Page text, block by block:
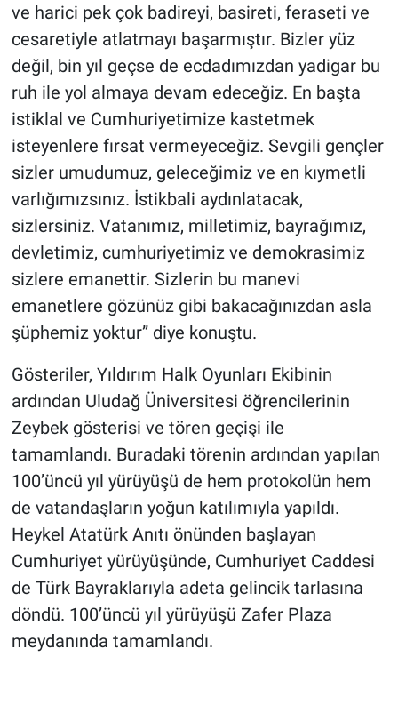
ve harici pek çok badireyi, basireti, feraseti ve
cesaretiyle atlatmayı başarmıştır. Bizler yüz
değil, bin yıl geçse de ecdadımızdan yadigar bu
ruh ile yol almaya devam edeceğiz. En başta
istiklal ve Cumhuriyetimize kastetmek
isteyenlere fırsat vermeyeceğiz. Sevgili gençler
sizler umudumuz, geleceğimiz ve en kıymetli
varlığımızsınız. İstikbali aydınlatacak,
sizlersiniz. Vatanımız, milletimiz, bayrağımız,
devletimiz, cumhuriyetimiz ve demokrasimiz
sizlere emanettir. Sizlerin bu manevi
emanetlere gözünüz gibi bakacağınızdan asla
şüphemiz yoktur” diye konuştu.
Gösteriler, Yıldırım Halk Oyunları Ekibinin
ardından Uludağ Üniversitesi öğrencilerinin
Zeybek gösterisi ve tören geçişi ile
tamamlandı. Buradaki törenin ardından yapılan
100’üncü yıl yürüyüşü de hem protokolün hem
de vatandaşların yoğun katılımıyla yapıldı.
Heykel Atatürk Anıtı önünden başlayan
Cumhuriyet yürüyüşünde, Cumhuriyet Caddesi
de Türk Bayraklarıyla adeta gelincik tarlasına
döndü. 100’üncü yıl yürüyüşü Zafer Plaza
meydanında tamamlandı.